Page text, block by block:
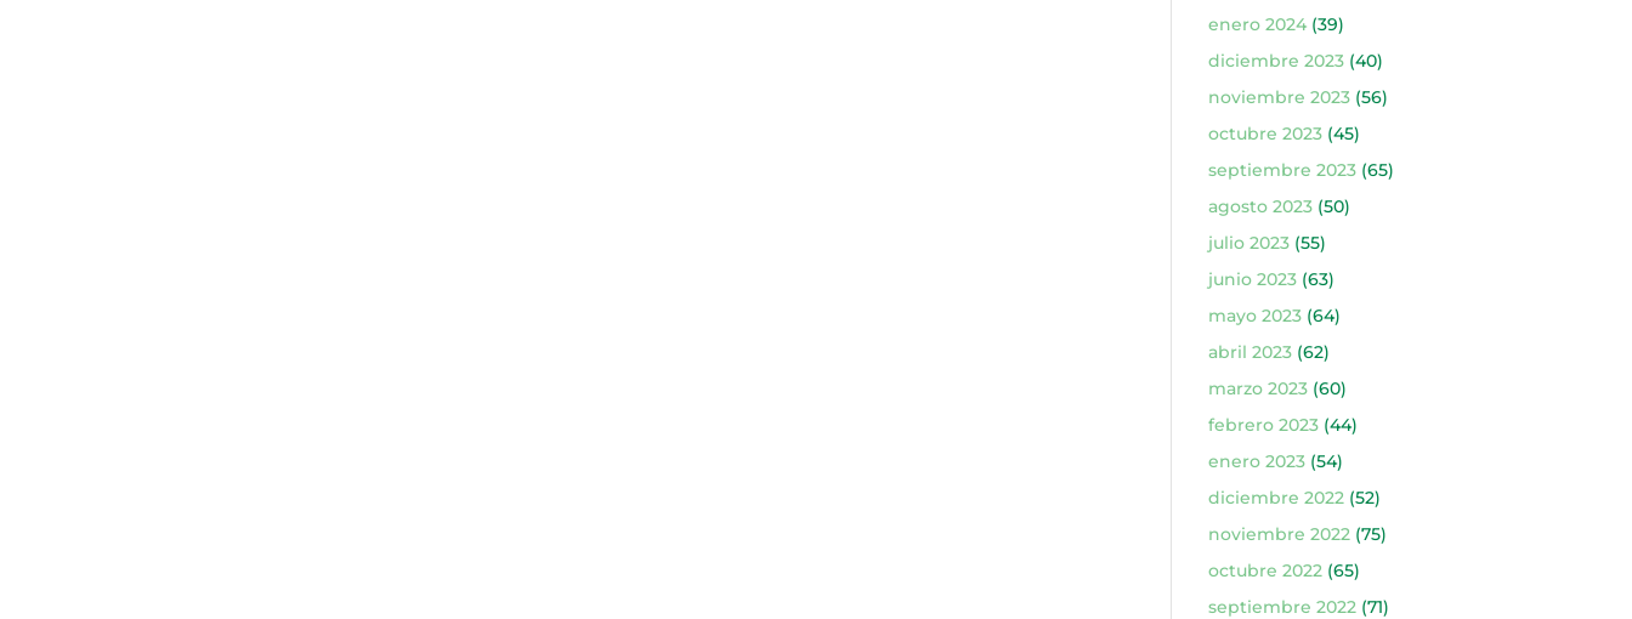
enero 2024(39)
diciembre 2023(40)
noviembre 2023(56)
octubre 2023(45)
septiembre 2023(65)
agosto 2023(50)
julio 2023(55)
junio 2023(63)
mayo 2023(64)
abril 2023(62)
marzo 2023(60)
febrero 2023(44)
enero 2023(54)
diciembre 2022(52)
noviembre 2022(75)
octubre 2022(65)
septiembre 2022(71)